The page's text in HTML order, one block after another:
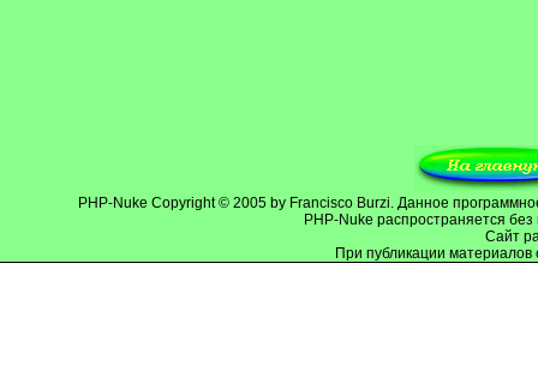
PHP-Nuke Copyright © 2005 by Francisco Burzi. Данное
PHP-Nuke распространяется
Cайт
При публикации